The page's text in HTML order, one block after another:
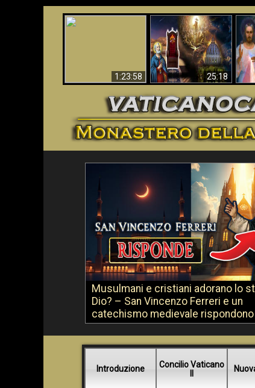
1:23:58 25:18
La Bibbia ha previsto
70 anni senza Papa?
Musulmani e cristiani adorano lo
Dio? – San Vincenzo Ferreri e un
catechismo medievale rispondono
Introduzione
Concilio Vaticano